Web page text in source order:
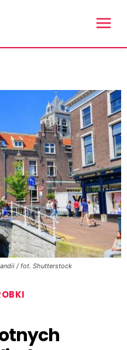
/ fot. Shutterstock